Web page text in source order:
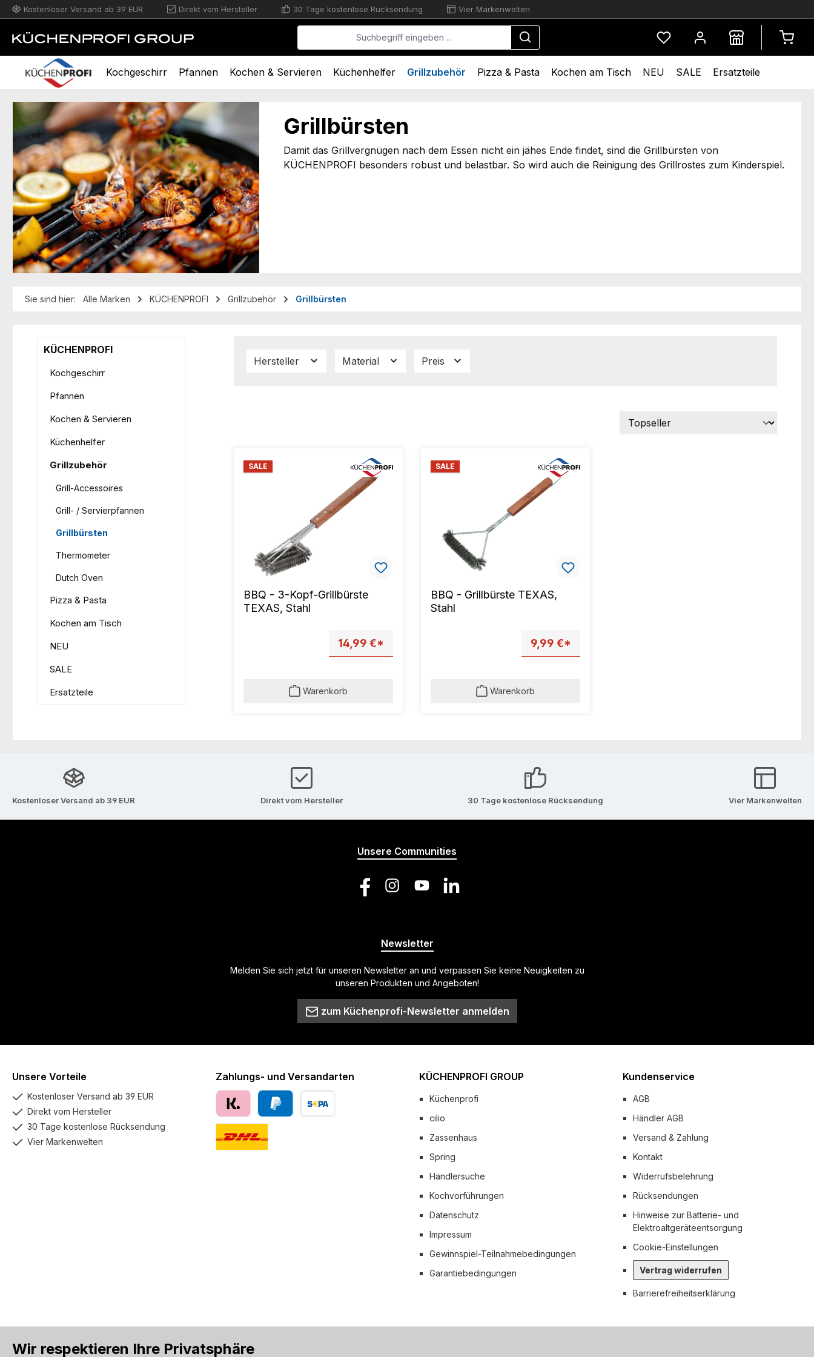
Hauptinhalt springen
Zur Suche springen
Zur Hauptnavigation springen
Kostenloser Versand ab 39 EUR Direkt vom Hersteller 30 Tage kostenlose Rücksendung Vier Markenwelten
Du hast 0 Produkte auf dem
Kochgeschirr Pfannen Kochen & Servieren Küchenhelfer Grillzubehör Pizza & Pasta Kochen am Tisch NEU SALE Ersatzteile
Grillbürsten
Damit das Grillvergnügen nach dem Essen nicht ein jähes Ende findet, sind die Grillbürsten von
KÜCHENPROFI besonders robust und belastbar. So wird auch die Reinigung des Grillrostes zum Kinderspiel.
Sie sind hier: Alle Marken KÜCHENPROFI Grillzubehör Grillbürsten
KÜCHENPROFI
Kochgeschirr
Pfannen
Kochen & Servieren
Küchenhelfer
Grillzubehör
Grill-Accessoires
Grill- / Servierpfannen
Grillbürsten
Thermometer
Dutch Oven
Pizza & Pasta
Kochen am Tisch
NEU
SALE
Ersatzteile
Hersteller Material Preis
SALE
BBQ - 3-Kopf-Grillbürste
TEXAS, Stahl
14,99 €*
Warenkorb
SALE
BBQ - Grillbürste TEXAS,
Stahl
9,99 €*
Warenkorb
Kostenloser Versand ab 39 EUR Direkt vom Hersteller 30 Tage kostenlose Rücksendung Vier Markenwelten
Unsere Communities
FacebookInstagramYouTube LinkedIn
Newsletter
Melden Sie sich jetzt für unseren Newsletter an und verpassen Sie keine Neuigkeiten zu
unseren Produkten und Angeboten!
zum Küchenprofi-Newsletter anmelden
Unsere Vorteile
Kostenloser Versand ab 39 EUR
Direkt vom Hersteller
30 Tage kostenlose Rücksendung
Vier Markenwelten
Zahlungs- und Versandarten
PayPal
Klarna
KÜCHENPROFI GROUP
Küchenprofi
cilio
Zassenhaus
Spring
Händlersuche
Kochvorführungen
Datenschutz
Impressum
Gewinnspiel-Teilnahmebedingungen
Garantiebedingungen
Kundenservice
AGB
Händler AGB
Versand & Zahlung
Kontakt
Widerrufsbelehrung
Rücksendungen
Hinweise zur Batterie- und
Elektroaltgeräteentsorgung
Cookie-Einstellungen
Vertrag widerrufen
Barrierefreiheitserklärung
Wir respektieren Ihre Privatsphäre